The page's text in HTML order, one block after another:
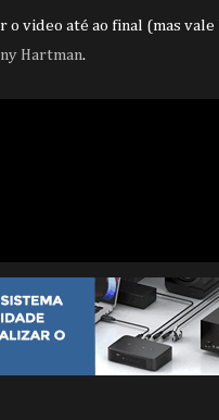
video até ao final (mas vale
Hartman.